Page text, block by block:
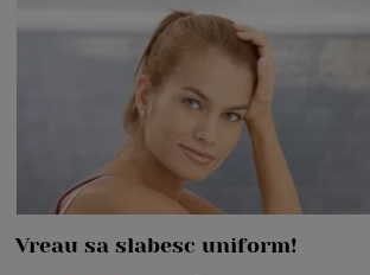
Vreau sa slabesc uniform!